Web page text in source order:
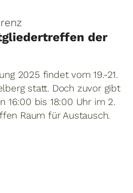
der
2025 findet vom 19.-21.
statt. Doch zuvor gibt
16:00 bis 18:00 Uhr im 2.
Raum für Austausch.